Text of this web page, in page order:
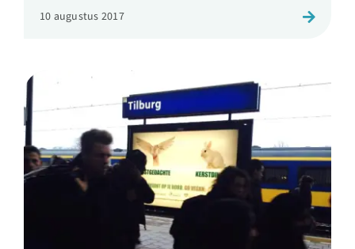
10 augustus 2017